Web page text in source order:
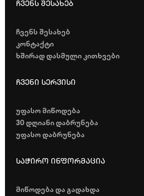
ჩვენს შესახებ
ჩვენს შესახებ
კონტაქტი
ხშირად დასმული კითხვები
ჩვენი სერვისი
უფასო მიწოდება
30 დღიანი დაბრუნება
უფასო დაბრუნება
საჭირო ინფორმაცია
მიწოდება და გადახდა